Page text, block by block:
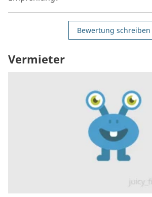
Bewertung schreiben
Vermieter